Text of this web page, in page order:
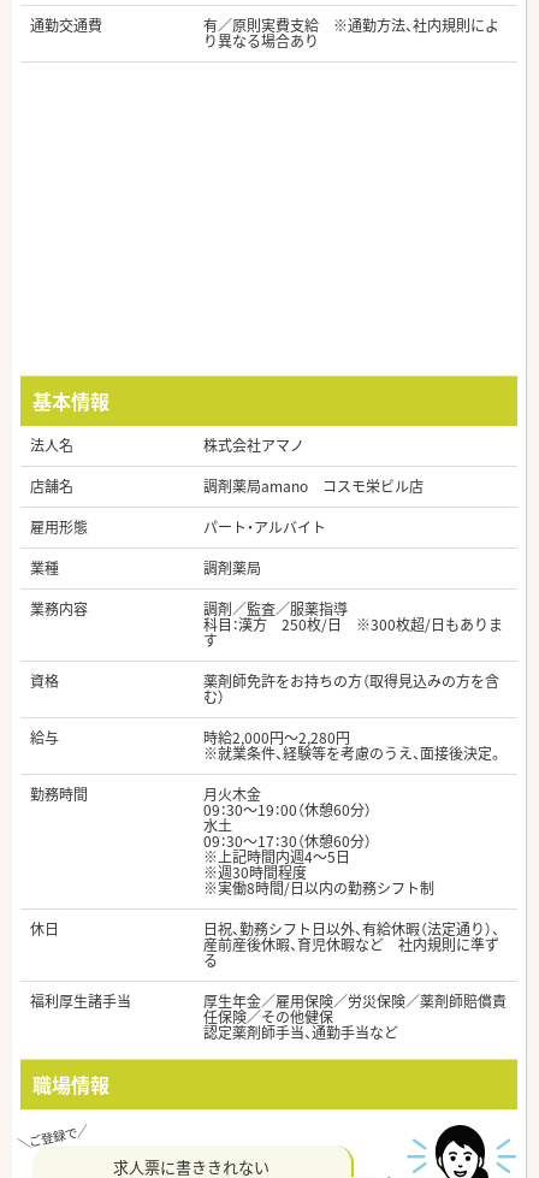
通勤交通費
有／原則実費支給 ※通勤方法、社内規則によ
り異なる場合あり
基本情報
法人名
株式会社アマノ
店舗名
調剤薬局amano コスモ栄ビル店
雇用形態
パート・アルバイト
業種
調剤薬局
業務内容
調剤／監査／服薬指導
科目：漢方 250枚/日 ※300枚超/日もありま
す
資格
薬剤師免許をお持ちの方（取得見込みの方を含
む）
給与
時給2,000円～2,280円
※就業条件、経験等を考慮のうえ、面接後決定。
勤務時間
月火木金
09：30～19：00（休憩60分）
水土
09：30～17：30（休憩60分）
※上記時間内週4～5日
※週30時間程度
※実働8時間/日以内の勤務シフト制
休日
日祝、勤務シフト日以外、有給休暇（法定通り）、
産前産後休暇、育児休暇など 社内規則に準ず
る
福利厚生諸手当
厚生年金／雇用保険／労災保険／薬剤師賠償責
任保険／その他健保
認定薬剤師手当、通勤手当など
職場情報
求人票に書ききれない